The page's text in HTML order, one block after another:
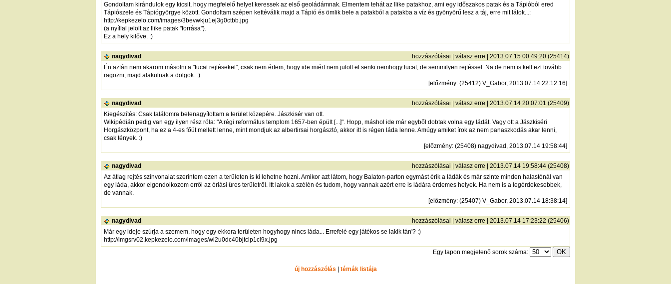
Gondoltam kirándulok egy kicsit, hogy megfelelő helyet keressek az első geoládámnak. Elmentem tehát az Ilike patakhoz, ami egy időszakos patak és a Tápióból ered
Tápiószele és Tápiógyörgye között. Gondoltam szépen kettéválik majd a Tápió és ömlik bele a patakból a patakba a víz és gyönyörű lesz a táj, erre mit látok...:
http://kepkezelo.com/images/3bevwkju1ej3g0ctbb.jpg
(a nyíllal jelölt az Ilike patak "forrása").
Ez a hely kilőve. :)
nagydivad hozzászólásai válasz erre | 2013.07.15 00:49:20 (25414)
Én aztán nem akarom másolni a "tucat rejtéseket", csak nem értem, hogy ide miért nem jutott el senki nemhogy tucat, de semmilyen rejtéssel. Na de nem is kell ezt tovább
ragozni, majd alakulnak a dolgok. :)
[előzmény: (25412) V_Gabor, 2013.07.14 22:12:16]
nagydivad hozzászólásai válasz erre | 2013.07.14 20:07:01 (25409)
Kiegészítés: Csak találomra belenagyítottam a terület közepére. Jászkisér van ott.
Wikipédián pedig van egy ilyen rész róla: "A régi református templom 1657-ben épült [...]". Hopp, máshol ide már egyből dobtak volna egy ládát. Vagy ott a Jászkiséri
Horgászközpont, ha ez a 4-es főút mellett lenne, mint mondjuk az albertirsai horgásztó, akkor itt is régen láda lenne. Amúgy amiket írok az nem panaszkodás akar lenni,
csak tények. :)
[előzmény: (25408) nagydivad, 2013.07.14 19:58:44]
nagydivad hozzászólásai válasz erre | 2013.07.14 19:58:44 (25408)
Az átlag rejtés színvonalat szerintem ezen a területen is ki lehetne hozni. Amikor azt látom, hogy Balaton-parton egymást érik a ládák és már szinte minden halastónál van
egy láda, akkor elgondolkozom erről az óriási üres területről. Itt lakok a szélén és tudom, hogy vannak azért erre is ládára érdemes helyek. Ha nem is a legérdekesebbek,
de vannak.
[előzmény: (25407) V_Gabor, 2013.07.14 18:38:14]
nagydivad hozzászólásai válasz erre | 2013.07.14 17:23:22 (25406)
Már egy ideje szúrja a szemem, hogy egy ekkora területen hogyhogy nincs láda... Errefelé egy játékos se lakik tán'? :)
http://imgsrv02.kepkezelo.com/images/wl2u0dc40bjtclp1cl9x.jpg
Egy lapon megjelenő sorok száma:
új hozzászólás témák listája